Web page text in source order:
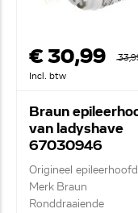
€ 30,99
Incl. btw
Braun
van ladyshave
67030946
Origineel epileerhoofd
Merk Braun
Ronddraaiende